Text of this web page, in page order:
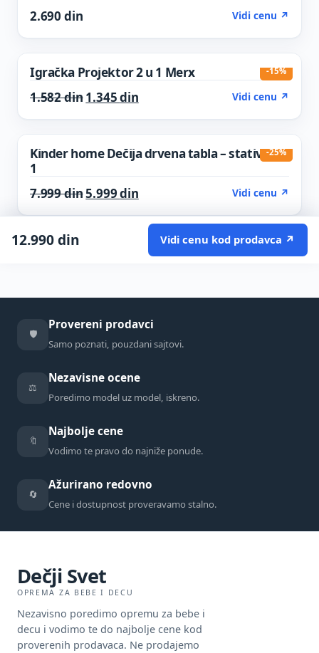
2.690 din Vidi cenu ↗
-15%
Igračka Projektor 2 u 1 Merx
1.582dinOriginal price was: 1.582 din.
1.345dinCurrent price is: 1.345 din.
Vidi cenu ↗
-25%
Kinder home Dečija drvena tabla – stativ 3 u
1
7.999dinOriginal price was: 7.999 din.
5.999dinCurrent price is: 5.999 din.
Vidi cenu ↗
12.990din Vidi cenu kod prodavca ↗
🛡️
Provereni prodavci
Samo poznati, pouzdani sajtovi.
⚖️
Nezavisne ocene
Poredimo model uz model, iskreno.
🔖
Najbolje cene
Vodimo te pravo do najniže ponude.
🔄
Ažurirano redovno
Cene i dostupnost proveravamo stalno.
Dečji Svet
OPREMA ZA BEBE I DECU
Nezavisno poredimo opremu za bebe i
decu i vodimo te do najbolje cene kod
proverenih prodavaca. Ne prodajemo